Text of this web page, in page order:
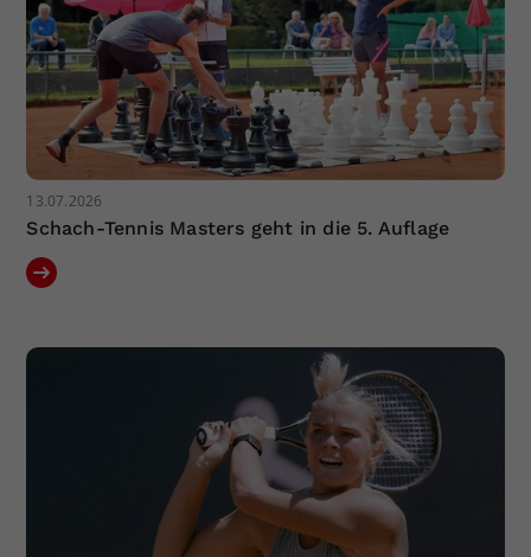
13.07.2026
Schach-Tennis Masters geht in die 5. Auflage